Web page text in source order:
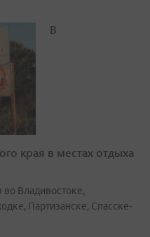
В
края в местах отдыха
Владивостоке,
Партизанске, Спасске-